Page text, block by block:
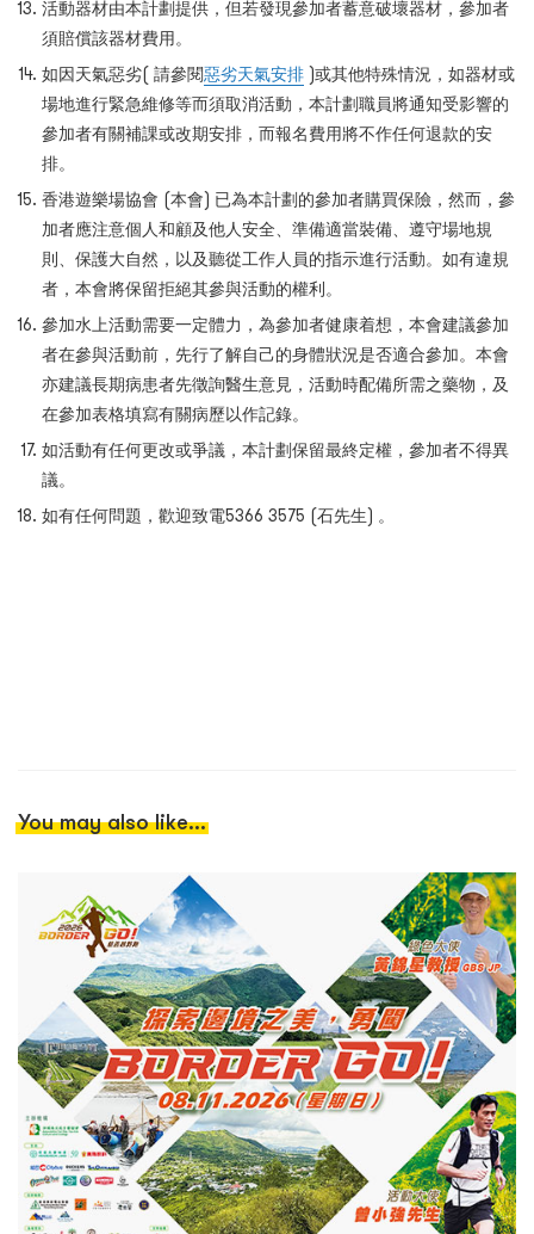
活動器材由本計劃提供，但若發現參加者蓄意破壞器材，參加者
須賠償該器材費用。
如因天氣惡劣( 請參閱惡劣天氣安排 )或其他特殊情況，如器材或
場地進行緊急維修等而須取消活動，本計劃職員將通知受影響的
參加者有關補課或改期安排，而報名費用將不作任何退款的安
排。
香港遊樂場協會 (本會) 已為本計劃的參加者購買保險，然而，參
加者應注意個人和顧及他人安全、準備適當裝備、遵守場地規
則、保護大自然，以及聽從工作人員的指示進行活動。如有違規
者，本會將保留拒絕其參與活動的權利。
參加水上活動需要一定體力，為參加者健康着想，本會建議參加
者在參與活動前，先行了解自己的身體狀況是否適合參加。本會
亦建議長期病患者先徵詢醫生意見，活動時配備所需之藥物，及
在參加表格填寫有關病歷以作記錄。
如活動有任何更改或爭議，本計劃保留最終定權，參加者不得異
議。
如有任何問題，歡迎致電5366 3575 (石先生) 。
You may also like...